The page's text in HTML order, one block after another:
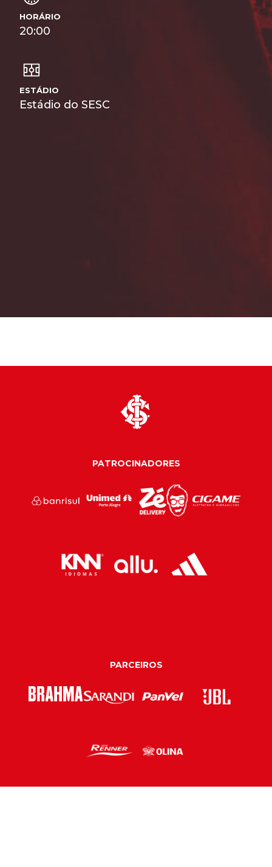
HORÁRIO
20:00
ESTÁDIO
Estádio do SESC
PATROCINADORES
PARCEIROS